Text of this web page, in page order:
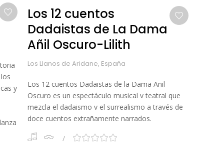
y
Los 12 cuentos
Dadaistas de La Dama
Añil Oscuro-Lilith
Los Llanos de Aridane, España
Los 12 cuentos Dadaistas de la Dama Añil
Oscuro es un espectáculo musical v teatral que
mezcla el dadaismo v el surrealismo a través de
doce cuentos extrañamente narrados.